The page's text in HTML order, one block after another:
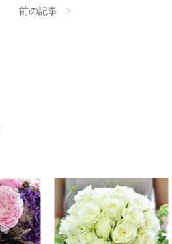
前の記事